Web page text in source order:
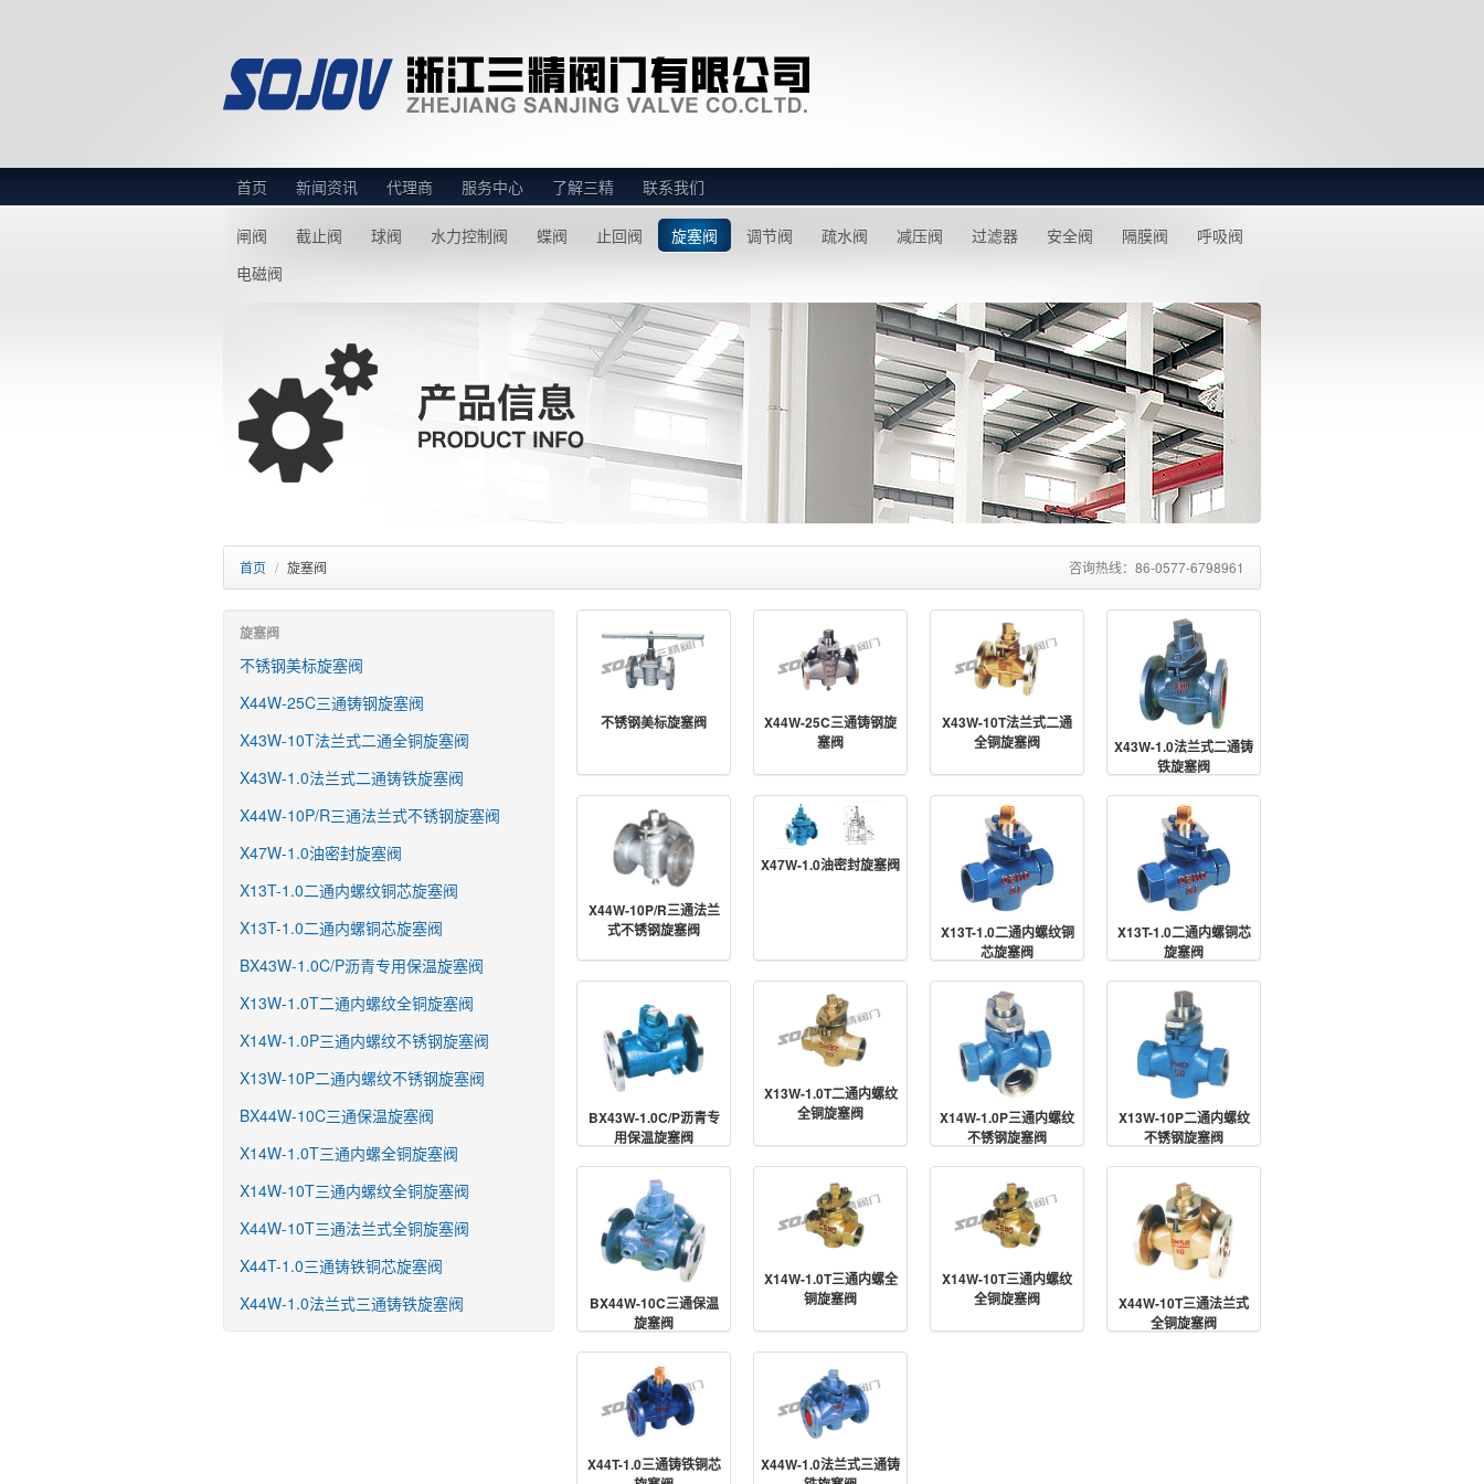
首页 新闻资讯 代理商 服务中心 了解三精 联系我们
闸阀 截止阀 球阀 水力控制阀 蝶阀 止回阀 旋塞阀 调节阀 疏水阀 减压阀 过滤器 安全阀 隔膜阀
呼吸阀
电磁阀
首页 / 旋塞阀 咨询热线：86-0577-6798961
旋塞阀
不锈钢美标旋塞阀
X44W-25C三通铸钢旋塞阀
X43W-10T法兰式二通全铜旋塞阀
X43W-1.0法兰式二通铸铁旋塞阀
X44W-10P/R三通法兰式不锈钢旋塞阀
X47W-1.0油密封旋塞阀
X13T-1.0二通内螺纹铜芯旋塞阀
X13T-1.0二通内螺铜芯旋塞阀
BX43W-1.0C/P沥青专用保温旋塞阀
X13W-1.0T二通内螺纹全铜旋塞阀
X14W-1.0P三通内螺纹不锈钢旋塞阀
X13W-10P二通内螺纹不锈钢旋塞阀
BX44W-10C三通保温旋塞阀
X14W-1.0T三通内螺全铜旋塞阀
X14W-10T三通内螺纹全铜旋塞阀
X44W-10T三通法兰式全铜旋塞阀
X44T-1.0三通铸铁铜芯旋塞阀
X44W-1.0法兰式三通铸铁旋塞阀
不锈钢美标旋塞阀
X44W-25C三通铸钢旋
塞阀
X43W-10T法兰式二通
全铜旋塞阀
X43W-1.0法兰式二通铸
铁旋塞阀
X44W-10P/R三通法兰
式不锈钢旋塞阀
X47W-1.0油密封旋塞阀
X13T-1.0二通内螺纹铜
芯旋塞阀
X13T-1.0二通内螺铜芯
旋塞阀
BX43W-1.0C/P沥青专
用保温旋塞阀
X13W-1.0T二通内螺纹
全铜旋塞阀
X14W-1.0P三通内螺纹
不锈钢旋塞阀
X13W-10P二通内螺纹
不锈钢旋塞阀
BX44W-10C三通保温
旋塞阀
X14W-1.0T三通内螺全
铜旋塞阀
X14W-10T三通内螺纹
全铜旋塞阀
X44W-10T三通法兰式
全铜旋塞阀
X44T-1.0三通铸铁铜芯
X44W-1.0法兰式三通铸